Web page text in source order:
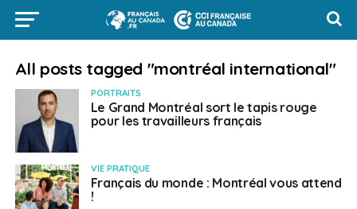
All posts tagged "montréal international"
PORTRAITS
Le Grand Montréal sort le tapis rouge
pour les travailleurs français
VIE PRATIQUE
Français du monde : Montréal vous attend
!